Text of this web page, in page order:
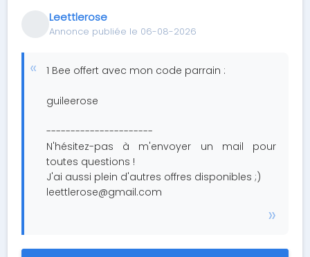
Leettlerose
Annonce publiée le 06-08-2026
1 Bee offert avec mon code parrain :
guileerose
----------------------
N'hésitez-pas à m'envoyer un mail pour
toutes questions !
J'ai aussi plein d'autres offres disponibles ;)
leettlerose@gmail.com